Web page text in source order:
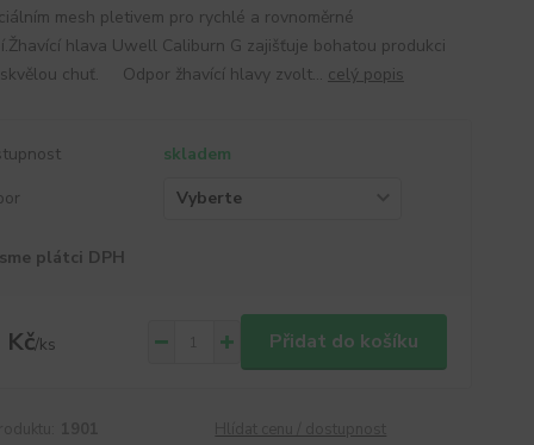
mesh pletivem pro rychlé a rovnoměrné
hlava Uwell Caliburn G zajišťuje bohatou produkci
chuť. Odpor žhavící hlavy zvolt... celý popis
skladem
plátci DPH
Kč/ks Přidat do košíku